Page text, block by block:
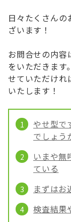
日々たくさん
ざいます！
お問合せの内容
をいただきます
せていただけれ
いたします！
やせ型で
でしょう
いまや無
ている
まずはお
検査結果